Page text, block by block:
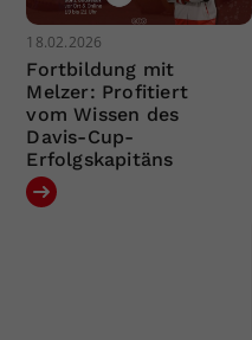
18.02.2026
Fortbildung mit
Melzer: Profitiert
vom Wissen des
Davis-Cup-
Erfolgskapitäns